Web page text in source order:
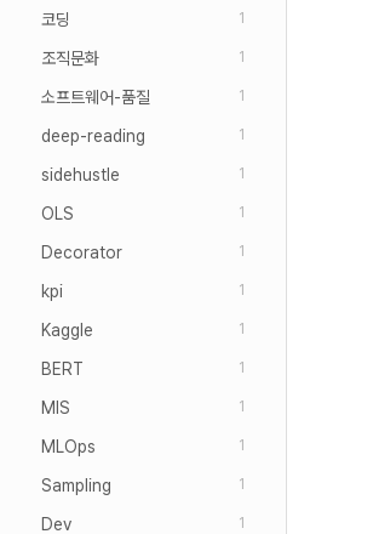
코딩 1
조직문화 1
소프트웨어-품질 1
deep-reading 1
sidehustle 1
OLS 1
Decorator 1
kpi 1
Kaggle 1
BERT 1
MIS 1
MLOps 1
Sampling 1
Dev 1